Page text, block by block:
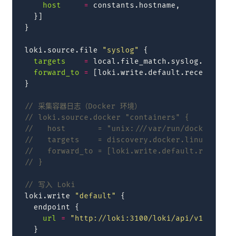
host
= constants.hostname ,
}]
}
loki.source.file "syslog"
{
targets
=
forward_to
= loki.write.default.receiver
}
// 采集容器日志（Docker 环境）
// loki.source.docker "containers" {
//   host       = "unix:///var/run/
//   targets    =
//   forward_to =
// }
// 写入 Loki
loki.write
"default"
{
endpoint
{
url
=
"http://loki:3100/loki/api/v1/
}